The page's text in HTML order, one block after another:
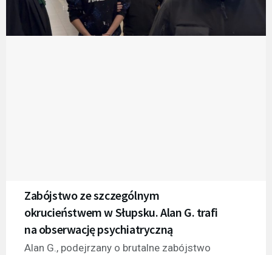
Zabójstwo ze szczególnym
okrucieństwem w Słupsku. Alan G. trafi
na obserwację psychiatryczną
Alan G., podejrzany o brutalne zabójstwo